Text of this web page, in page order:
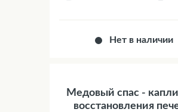
Нет в наличии
Медовый спас -
восстановления